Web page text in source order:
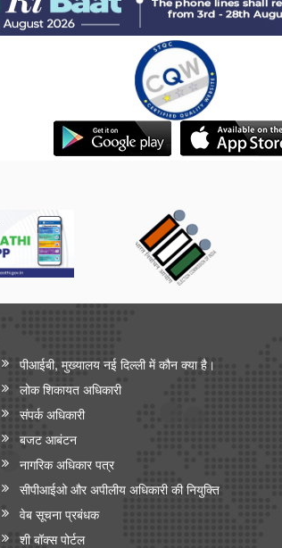
पीआईबी, मुख्यालय नई दिल्ली में कौन क्या है।
लोक शिकायत अधिकारी
संपर्क अधिकारी
बजट आबंटन
नागरिक अधिकार पत्र
सीपीआईओ और अपी‍लीय अधिकारी की नियुक्ति
वेब सूचना प्रबंधक
शी बॉक्स पोर्टल